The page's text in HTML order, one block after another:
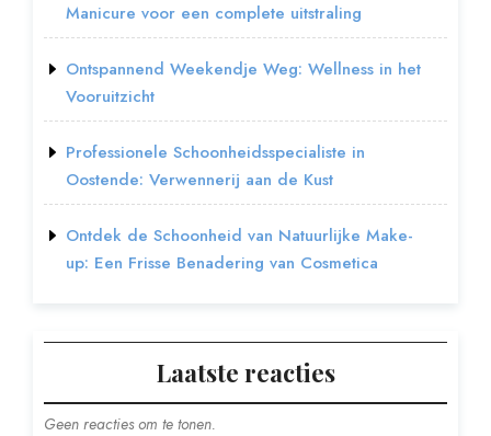
Manicure voor een complete uitstraling
Ontspannend Weekendje Weg: Wellness in het
Vooruitzicht
Professionele Schoonheidsspecialiste in
Oostende: Verwennerij aan de Kust
Ontdek de Schoonheid van Natuurlijke Make-
up: Een Frisse Benadering van Cosmetica
Laatste reacties
Geen reacties om te tonen.